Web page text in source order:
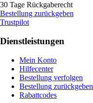
30 Tage Rückgaberecht
Bestellung zurückgeben
Trustpilot
Dienstleistungen
Mein Konto
Hilfecenter
Bestellung verfolgen
Bestellung zurückgeben
Rabattcodes